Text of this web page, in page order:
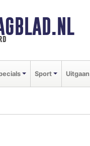
Sport Uitgaan